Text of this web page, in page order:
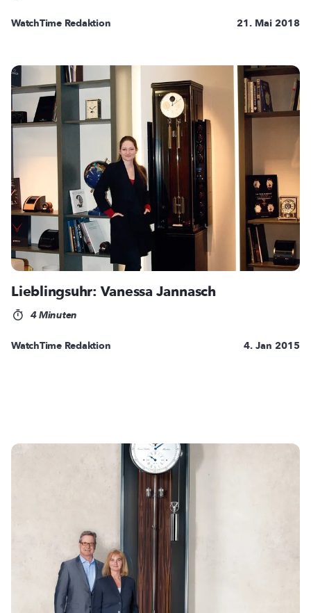
WatchTime Redaktion 21. Mai 2018
Lieblingsuhr: Vanessa Jannasch
4 Minuten
WatchTime Redaktion 4. Jan 2015